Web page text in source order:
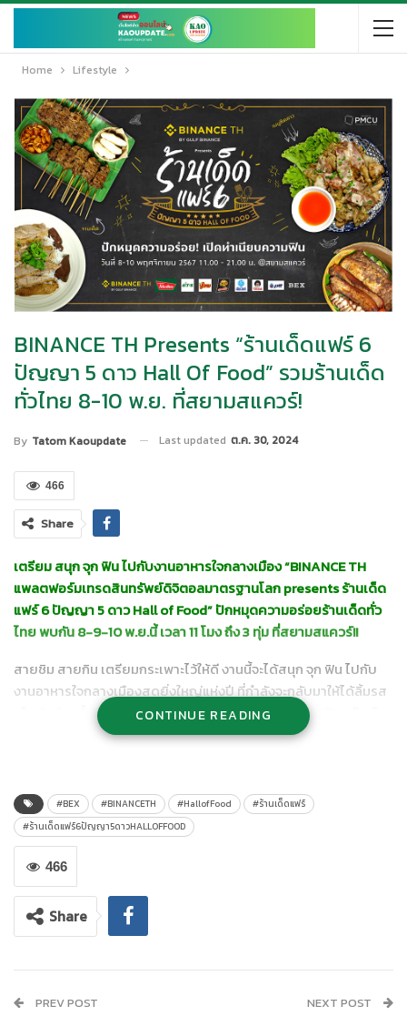
Home Lifestyle
BINANCE TH Presents “ร้านเด็ดแฟร์ 6
ปัญญา 5 ดาว Hall Of Food” รวมร้านเด็ด
ทั่วไทย 8-10 พ.ย. ที่สยามสแควร์!
By Tatom Kaoupdate Last updated ต.ค. 30, 2024
466
Share
เตรียม สนุก จุก ฟิน ไปกับงานอาหารใจกลางเมือง“BINANCE TH
แพลตฟอร์มเทรดสินทรัพย์ดิจิตอลมาตรฐานโลก presentsร้านเด็ด
แฟร์6 ปัญญา 5 ดาว Hall of Food” ปักหมุดความอร่อยร้านเด็ดทั่ว
ไทยพบกัน8-9-10 พ.ย.นี้ เวลา 11 โมง ถึง 3 ทุ่ม ที่สยามสแควร์!!
สายชิม สายกิน เตรียมกระเพาะไว้ให้ดี งานนี้จะได้สนุก จุก ฟิน ไปกับ
งานอาหารใจกลางเมืองสุดยิ่งใหญ่แห่งปี ที่กำลังจะกลับมาให้ได้ลิ้มรส
เด็ดกันอีกครั้ง!! กับงาน “BINANCE TH แพลตฟอร์มเทรดสินทรัพย์
ดิจิตอลมาตรฐานโลก presents ร้านเด็ดแฟร์ 6 ปัญญา 5 ดาว Hall
รายการปัญญา5 ดาวยกทัพมามากมายกว่า 50 ร้าน และ ร้านเด็ดทั่ว
ไทย พร้อมใจกันจับตะหลิว เคาะกระทะ มาเข้าร่วมสร้างความสุข
มากกว่า 60 ร้าน รวมแล้วเป็นร้อยกว่าร้าน
สุดฟิน เรียกว่า เป็นงานอาหารหลากหลาย นานาชนิด ที่ ปัง สุด ใน
สยาม งานนี้พร้อมเสิร์ฟให้ได้ฟินกันแบบจุใจ พุงไม่แตก ไม่ให้กลับ!! ไม่
ว่าจะเป็นอาหารคาว หวานปรุง สด ใหม่ ให้ได้ชิมกันแบบจุใจกันในงาน,
ขนม นม เนย ของกินเล่นสุดเก๋, น้ำหวานอร่อยสูตรเด็ด หลากชนิด ต่าง
พลาด!!
CONTINUE READING
#BEX #BINANCETH #HallofFood
#ร้านเด็ดแฟร์
#ร้านเด็ดแฟร์6ปัญญา5ดาวHALLOFFOOD
466
Share
PREV POST NEXT POST